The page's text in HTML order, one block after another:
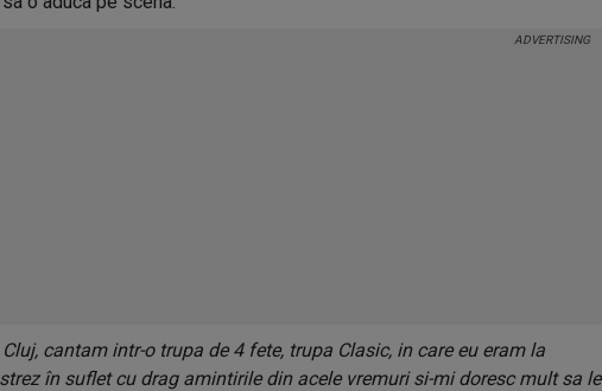
cantam intr-o trupa de 4 fete, trupa Clasic, in care eu eram la
în suflet cu drag amintirile din acele vremuri si-mi doresc mult sa le